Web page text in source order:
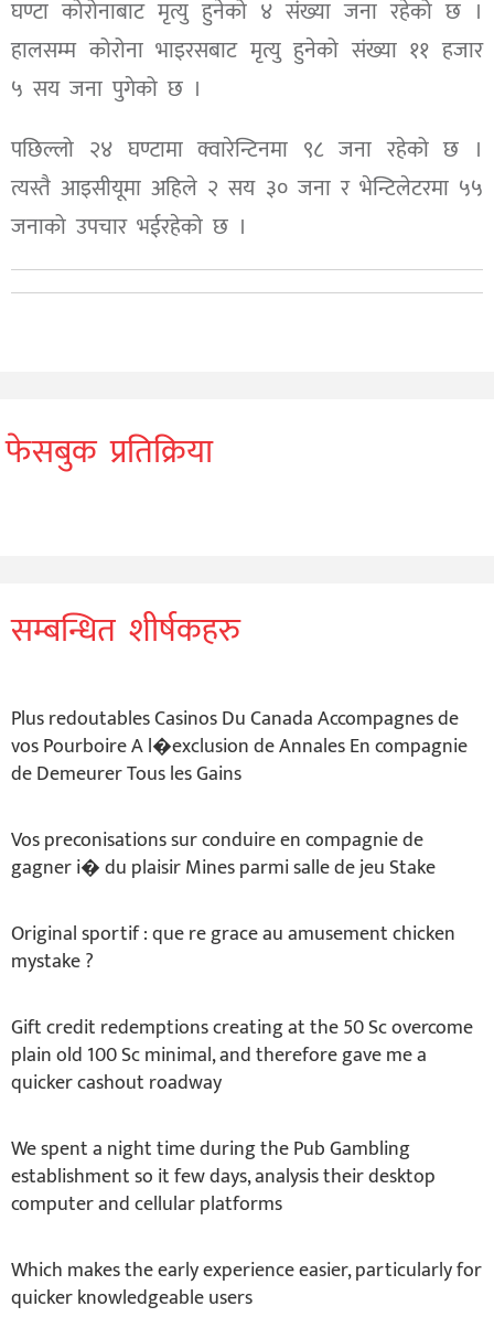
घण्टा कोरोनाबाट मृत्यु हुनेको ४ संख्या जना रहेको छ ।
हालसम्म कोरोना भाइरसबाट मृत्यु हुनेको संख्या ११ हजार
५ सय जना पुगेको छ ।
पछिल्लो २४ घण्टामा क्वारेन्टिनमा ९८ जना रहेको छ ।
त्यस्तै आइसीयूमा अहिले २ सय ३० जना र भेन्टिलेटरमा ५५
जनाको उपचार भईरहेको छ ।
फेसबुक प्रतिक्रिया
सम्बन्धित शीर्षकहरु
Plus redoutables Casinos Du Canada Accompagnes de
vos Pourboire A l�exclusion de Annales En compagnie
de Demeurer Tous les Gains
Vos preconisations sur conduire en compagnie de
gagner i� du plaisir Mines parmi salle de jeu Stake
Original sportif : que re grace au amusement chicken
mystake ?
Gift credit redemptions creating at the 50 Sc overcome
plain old 100 Sc minimal, and therefore gave me a
quicker cashout roadway
We spent a night time during the Pub Gambling
establishment so it few days, analysis their desktop
computer and cellular platforms
Which makes the early experience easier, particularly for
quicker knowledgeable users